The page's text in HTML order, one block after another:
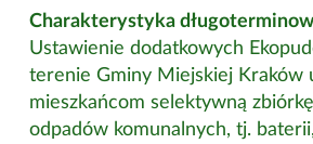
Charakterystyka
Ustawienie dodatkowych
terenie Gminy Miejskiej Kraków
mieszkańcom selektywną
odpadów komunalnych, tj.